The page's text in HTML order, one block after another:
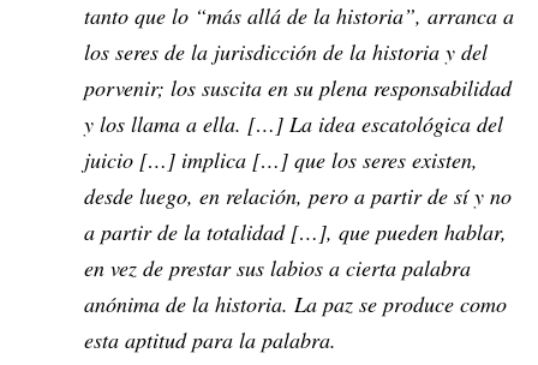
tanto que lo “más allá de la historia”, arranca a
los seres de la jurisdicción de la historia y del
porvenir; los suscita en su plena responsabilidad
y los llama a ella. […] La idea escatológica del
juicio […] implica […] que los seres existen,
desde luego, en relación, pero a partir de sí y no
a partir de la totalidad […], que pueden hablar,
en vez de prestar sus labios a cierta palabra
anónima de la historia. La paz se produce como
esta aptitud para la palabra.